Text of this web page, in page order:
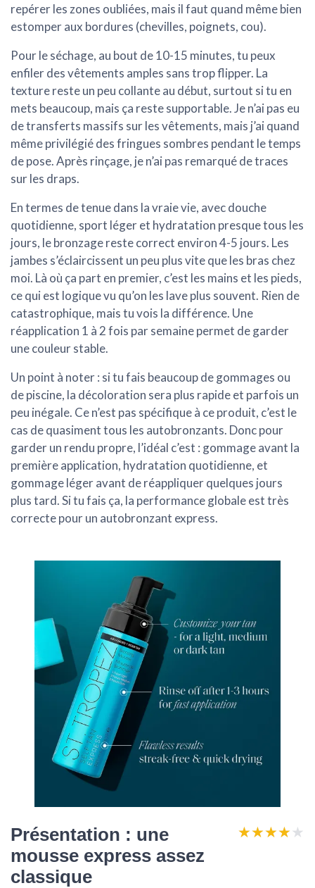
repérer les zones oubliées, mais il faut quand même bien
estomper aux bordures (chevilles, poignets, cou).
Pour leséchage, au bout de 10-15 minutes, tu peux
enfiler des vêtements amples sans trop flipper. La
texture reste un peu collante au début, surtout si tu en
mets beaucoup, mais ça reste supportable. Je n’ai pas eu
de transferts massifs sur les vêtements, mais j’ai quand
même privilégié des fringues sombres pendant le temps
de pose. Après rinçage, je n’ai pas remarqué de traces
sur les draps.
En termes detenue dans la vraie vie, avec douche
quotidienne, sport léger et hydratation presque tous les
jours, le bronzage reste correct environ 4-5 jours. Les
jambes s’éclaircissent un peu plus vite que les bras chez
moi. Là où ça part en premier, c’est les mains et les pieds,
ce qui est logique vu qu’on les lave plus souvent. Rien de
catastrophique, mais tu vois la différence. Une
réapplication 1 à 2 fois par semaine permet de garder
une couleur stable.
Un point à noter : si tu fais beaucoup de gommages ou
de piscine, la décoloration sera plus rapide et parfois un
peu inégale. Ce n’est pas spécifique à ce produit, c’est le
cas de quasiment tous les autobronzants. Donc pour
garder un rendu propre, l’idéal c’est : gommage avant la
première application, hydratation quotidienne, et
gommage léger avant de réappliquer quelques jours
plus tard. Si tu fais ça, la performance globale esttrès
correctepour un autobronzant express.
Présentation : une
mousse express assez
classique
★★★★★
★★★★★